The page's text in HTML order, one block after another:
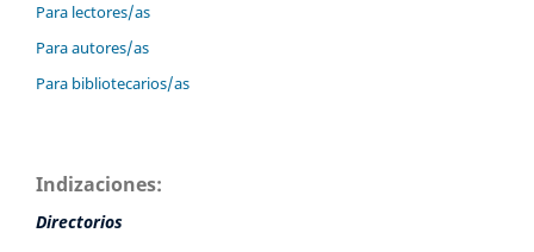
Para lectores/as
Para autores/as
Para bibliotecarios/as
Indizaciones:
Directorios